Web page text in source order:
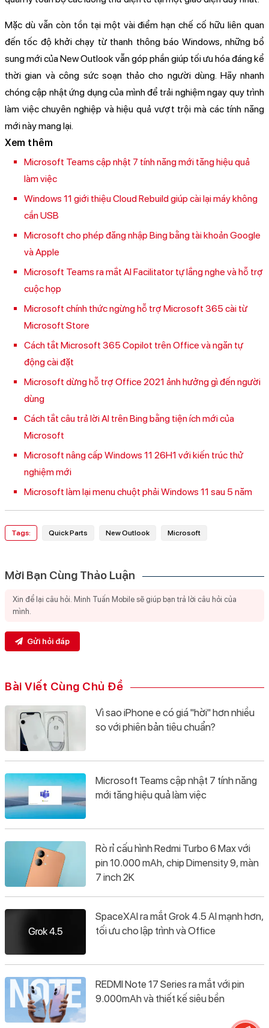
Mặc dù vẫn còn tồn tại một vài điểm hạn chế cố hữu liên quan
đến tốc độ khởi chạy từ thanh thông báo Windows, những bổ
sung mới của New Outlook vẫn góp phần giúp tối ưu hóa đáng kể
thời gian và công sức soạn thảo cho người dùng. Hãy nhanh
chóng cập nhật ứng dụng của mình để trải nghiệm ngay quy trình
làm việc chuyên nghiệp và hiệu quả vượt trội mà các tính năng
mới này mang lại.
Xem thêm
Microsoft Teams cập nhật 7 tính năng mới tăng hiệu quả
làm việc
Windows 11 giới thiệu Cloud Rebuild giúp cài lại máy không
cần USB
Microsoft cho phép đăng nhập Bing bằng tài khoản Google
và Apple
Microsoft Teams ra mắt AI Facilitator tự lắng nghe và hỗ trợ
cuộc họp
Microsoft chính thức ngừng hỗ trợ Microsoft 365 cài từ
Microsoft Store
Cách tắt Microsoft 365 Copilot trên Office và ngăn tự
động cài đặt
Microsoft dừng hỗ trợ Office 2021 ảnh hưởng gì đến người
dùng
Cách tắt câu trả lời AI trên Bing bằng tiện ích mới của
Microsoft
Microsoft nâng cấp Windows 11 26H1 với kiến trúc thử
nghiệm mới
Microsoft làm lại menu chuột phải Windows 11 sau 5 năm
Tags: Quick Parts New Outlook Microsoft
Mời Bạn Cùng Thảo Luận
Gửi hỏi đáp
Bài Viết Cùng Chủ Đề
Vì sao iPhone e có giá "hời" hơn nhiều
so với phiên bản tiêu chuẩn?
Microsoft Teams cập nhật 7 tính năng
mới tăng hiệu quả làm việc
Rò rỉ cấu hình Redmi Turbo 6 Max với
pin 10.000 mAh, chip Dimensity 9, màn
7 inch 2K
SpaceXAI ra mắt Grok 4.5 AI mạnh hơn,
tối ưu cho lập trình và Office
REDMI Note 17 Series ra mắt với pin
9.000mAh và thiết kế siêu bền